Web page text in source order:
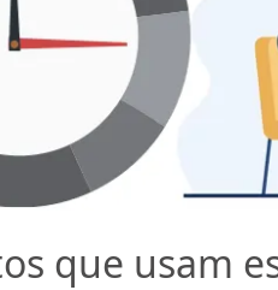
que usam